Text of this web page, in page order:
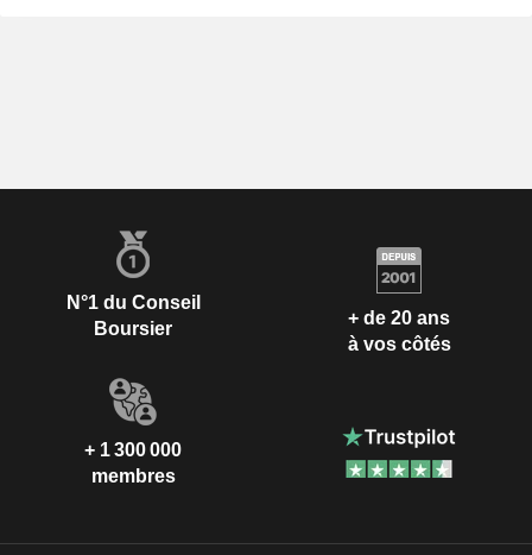
N°1 du Conseil
Boursier
+ de 20 ans
à vos côtés
+ 1 300 000
membres